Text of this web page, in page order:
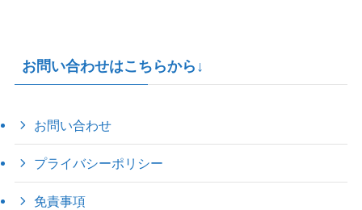
お問い合わせはこちらから↓
お問い合わせ
プライバシーポリシー
免責事項